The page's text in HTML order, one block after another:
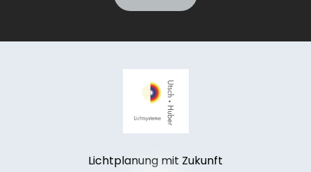
Lichtplanung mit Zukunft